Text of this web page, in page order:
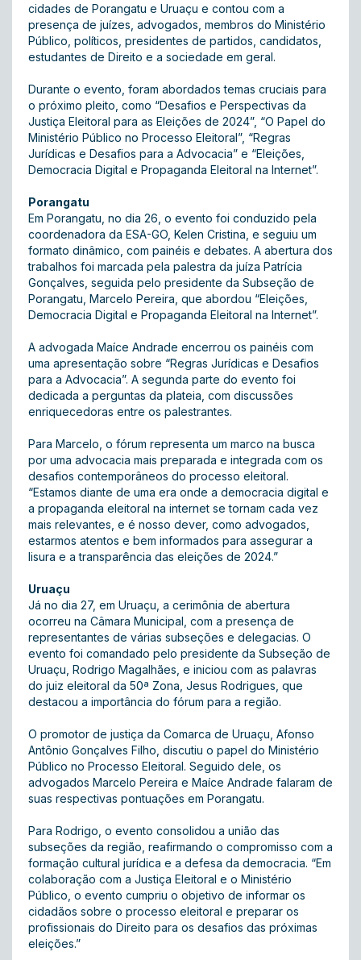
cidades de Porangatu e Uruaçu e contou com a
presença de juízes, advogados, membros do Ministério
Público, políticos, presidentes de partidos, candidatos,
estudantes de Direito e a sociedade em geral.
Durante o evento, foram abordados temas cruciais para
o próximo pleito, como “Desafios e Perspectivas da
Justiça Eleitoral para as Eleições de 2024”, “O Papel do
Ministério Público no Processo Eleitoral”, “Regras
Jurídicas e Desafios para a Advocacia” e “Eleições,
Democracia Digital e Propaganda Eleitoral na Internet”.
Porangatu
Em Porangatu, no dia 26, o evento foi conduzido pela
coordenadora da ESA-GO, Kelen Cristina, e seguiu um
formato dinâmico, com painéis e debates. A abertura dos
trabalhos foi marcada pela palestra da juíza Patrícia
Gonçalves, seguida pelo presidente da Subseção de
Porangatu, Marcelo Pereira, que abordou “Eleições,
Democracia Digital e Propaganda Eleitoral na Internet”.
A advogada Maíce Andrade encerrou os painéis com
uma apresentação sobre “Regras Jurídicas e Desafios
para a Advocacia”. A segunda parte do evento foi
dedicada a perguntas da plateia, com discussões
enriquecedoras entre os palestrantes.
Para Marcelo, o fórum representa um marco na busca
por uma advocacia mais preparada e integrada com os
desafios contemporâneos do processo eleitoral.
“Estamos diante de uma era onde a democracia digital e
a propaganda eleitoral na internet se tornam cada vez
mais relevantes, e é nosso dever, como advogados,
estarmos atentos e bem informados para assegurar a
lisura e a transparência das eleições de 2024.”
Uruaçu
Já no dia 27, em Uruaçu, a cerimônia de abertura
ocorreu na Câmara Municipal, com a presença de
representantes de várias subseções e delegacias. O
evento foi comandado pelo presidente da Subseção de
Uruaçu, Rodrigo Magalhães, e iniciou com as palavras
do juiz eleitoral da 50ª Zona, Jesus Rodrigues, que
destacou a importância do fórum para a região.
O promotor de justiça da Comarca de Uruaçu, Afonso
Antônio Gonçalves Filho, discutiu o papel do Ministério
Público no Processo Eleitoral. Seguido dele, os
advogados Marcelo Pereira e Maíce Andrade falaram de
suas respectivas pontuações em Porangatu.
Para Rodrigo, o evento consolidou a união das
subseções da região, reafirmando o compromisso com a
formação cultural jurídica e a defesa da democracia. “Em
colaboração com a Justiça Eleitoral e o Ministério
Público, o evento cumpriu o objetivo de informar os
cidadãos sobre o processo eleitoral e preparar os
profissionais do Direito para os desafios das próximas
eleições.”